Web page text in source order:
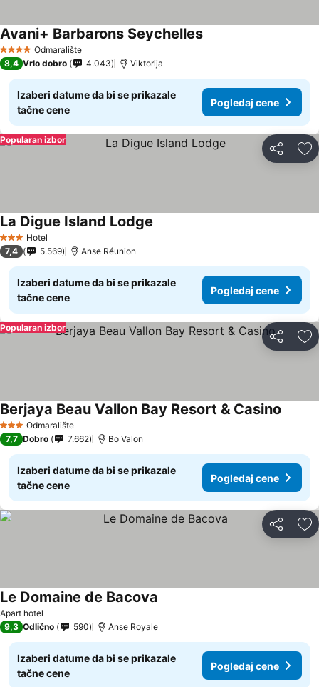
4 ZvezdiceOdmaralište
Avani+ Barbarons Seychelles
8,4 Vrlo dobro 4.043 Viktorija
Izaberi datume da bi se prikazale
tačne cene
Pogledaj cene
Deli
Popularan izbor
3 Zvezdice
Hotel
La Digue Island Lodge
7,4 5.569 Anse Réunion
Izaberi datume da bi se prikazale
tačne cene
Pogledaj cene
Deli
Popularan izbor
3 ZvezdiceOdmaralište
Berjaya Beau Vallon Bay Resort & Casino
7,7 Dobro 7.662 Bo Valon
Izaberi datume da bi se prikazale
tačne cene
Pogledaj cene
Deli
Apart hotel
Le Domaine de Bacova
9,3 Odlično 590 Anse Royale
Izaberi datume da bi se prikazale
tačne cene
Pogledaj cene